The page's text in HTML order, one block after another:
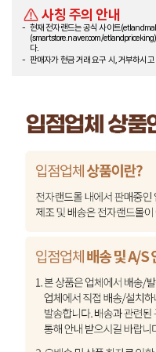
사칭 주의 안내
현재 전자랜드는 공식 사이트
(smartstore.naver.com/
다.
판매자가 현금 거래 요구 시, 거부하시고